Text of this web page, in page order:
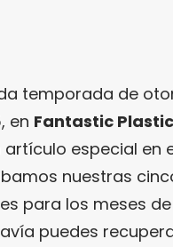
temporada de
en Fantastic
artículo especial en
nuestras
para los meses
puedes